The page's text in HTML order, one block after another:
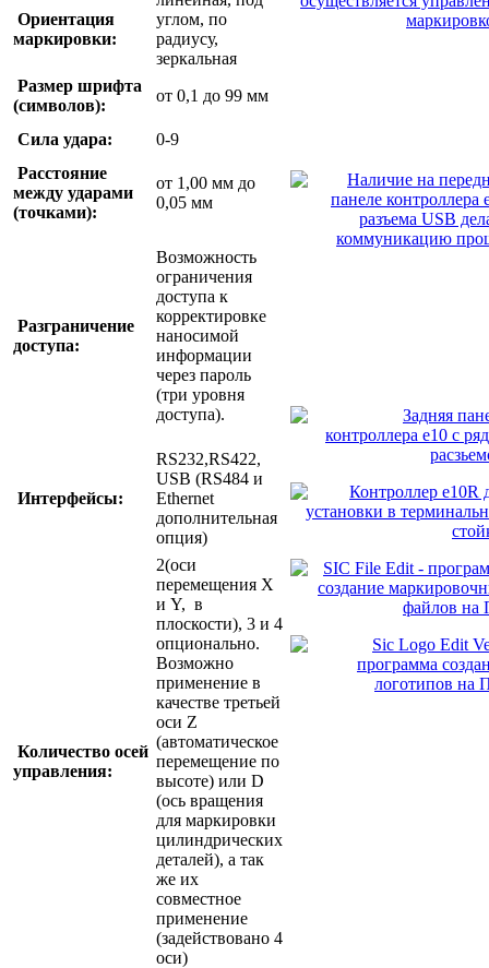
Ориентация
маркировки:
углом, по
радиусу,
зеркальная
Размер шрифта
(символов):
от 0,1 до 99 мм
Сила удара:
0-9
Расстояние
между ударами
(точками):
от 1,00 мм до
0,05 мм
Разграничение
доступа:
Возможность
ограничения
доступа к
корректировке
наносимой
информации
через пароль
(три уровня
доступа).
Интерфейсы:
RS232,RS422,
USB (RS484 и
Ethernet
дополнительная
опция)
Количество осей
управления:
2(оси
перемещения X
и Y, в
плоскости), 3 и 4
опционально.
Возможно
применение в
качестве третьей
оси Z
(автоматическое
перемещение по
высоте) или D
(ось вращения
для маркировки
цилиндрических
деталей), а так
же их
совместное
применение
(задействовано 4
оси)